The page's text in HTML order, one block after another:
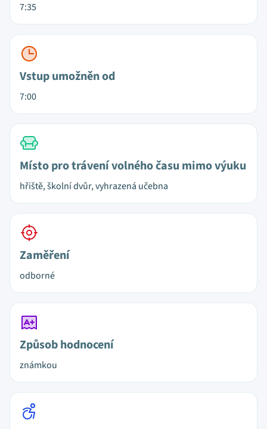
7:35
Vstup umožněn od
7:00
Místo pro trávení volného času mimo výuku
hřiště, školní dvůr, vyhrazená učebna
Zaměření
odborné
Způsob hodnocení
známkou